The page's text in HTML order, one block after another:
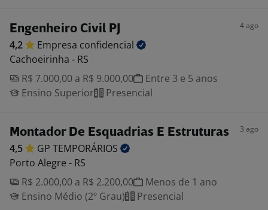
Engenheiro Civil PJ 4 ago
4,2 Empresa confidencial
Cachoeirinha - RS
R$ 7.000,00 a R$ 9.000,00
Entre 3 e 5 anos
Ensino Superior
Presencial
Montador De Esquadrias E Estruturas 3 ago
4,5 GP TEMPORÁRIOS
Porto Alegre - RS
R$ 2.000,00 a R$ 2.200,00
Menos de 1 ano
Ensino Médio (2º Grau)
Presencial